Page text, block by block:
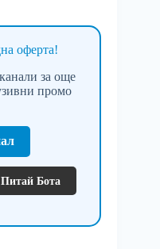
оферта!
за още
промо
Питай Бота